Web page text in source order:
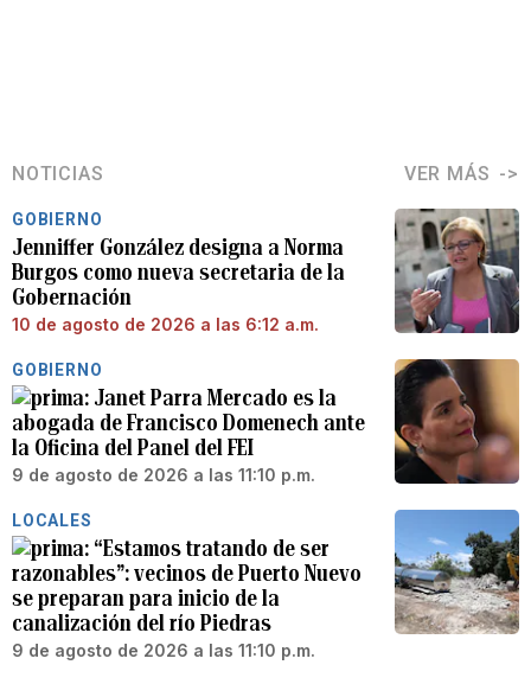
NOTICIAS VER MÁS
GOBIERNO
Jenniffer González designa a Norma
Burgos como nueva secretaria de la
Gobernación
10 de agosto de 2026 a las 6:12 a.m.
GOBIERNO
Janet Parra Mercado es la
abogada de Francisco Domenech ante
la Oficina del Panel del FEI
9 de agosto de 2026 a las 11:10 p.m.
LOCALES
“Estamos tratando de ser
razonables”: vecinos de Puerto Nuevo
se preparan para inicio de la
canalización del río Piedras
9 de agosto de 2026 a las 11:10 p.m.